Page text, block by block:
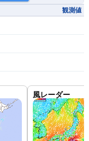
観測値
風レーダー